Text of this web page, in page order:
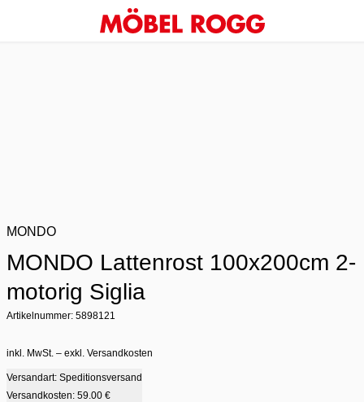
MONDO
MONDO Lattenrost 100x200cm 2-
motorig Siglia
Artikelnummer: 5898121
inkl. MwSt. – exkl. Versandkosten
Versandart: Speditionsversand
Versandkosten: 59.00 €